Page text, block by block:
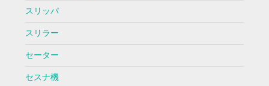
スリッパ
スリラー
セーター
セスナ機